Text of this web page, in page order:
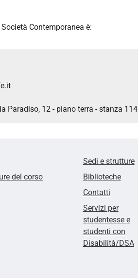
Contemporanea è:
Paradiso, 12 - piano terra - stanza 114
del corso
Sedi e strutture
Biblioteche
Contatti
Servizi per
studentesse e
studenti con
Disabilità/DSA